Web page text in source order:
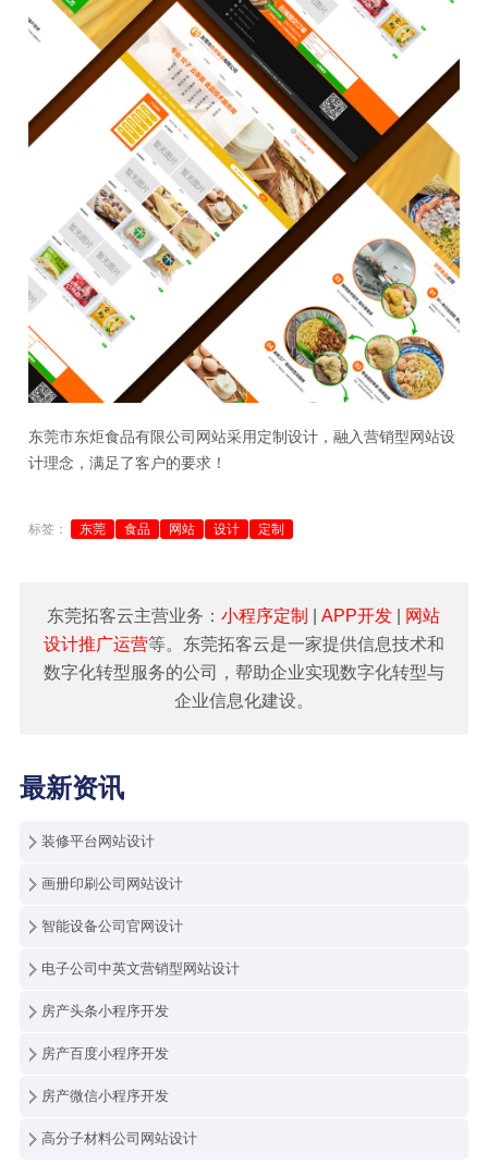
东莞市东炬食品有限公司网站采用定制设计，融入营销型网站设
计理念，满足了客户的要求！
标签： 东莞 食品 网站 设计 定制
东莞拓客云主营业务：小程序定制 |APP开发
网站
设计推广运营等。东莞拓客云是一家提供信息技术和
数字化转型服务的公司，帮助企业实现数字化转型与
企业信息化建设。
最新资讯
装修平台网站设计
画册印刷公司网站设计
智能设备公司官网设计
电子公司中英文营销型网站设计
房产头条小程序开发
房产百度小程序开发
房产微信小程序开发
高分子材料公司网站设计